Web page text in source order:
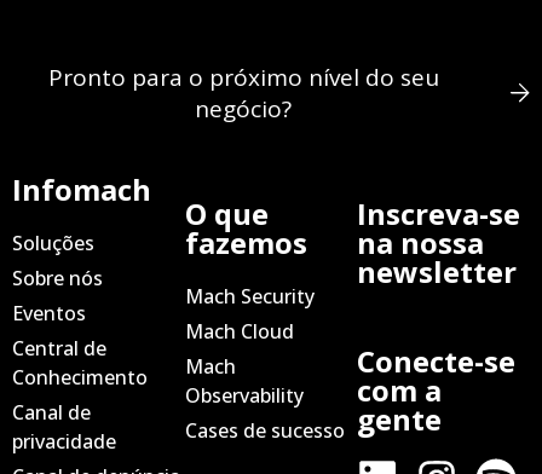
Pronto para o próximo nível do seu
negócio?
Infomach
Soluções
Sobre nós
Eventos
Central de
Conhecimento
Canal de
privacidade
O que
fazemos
Mach Security
Mach Cloud
Mach
Observability
Cases de sucesso
Inscreva-se
na nossa
newsletter
Conecte-se
com a
gente